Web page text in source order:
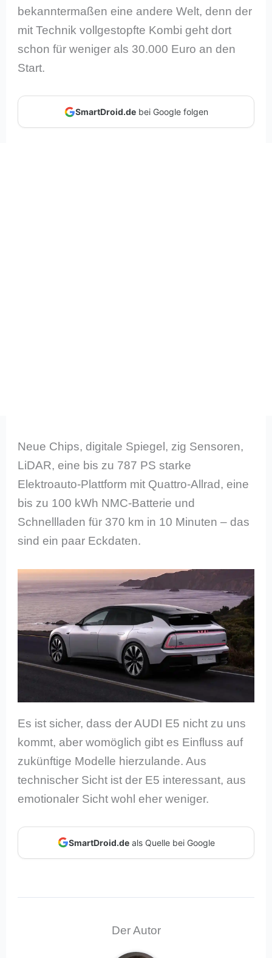
bekanntermaßen eine andere Welt, denn der
mit Technik vollgestopfte Kombi geht dort
schon für weniger als 30.000 Euro an den
Start.
SmartDroid.debei Google folgen
Neue Chips, digitale Spiegel, zig Sensoren,
LiDAR, eine bis zu 787 PS starke
Elektroauto-Plattform mit Quattro-Allrad, eine
bis zu 100 kWh NMC-Batterie und
Schnellladen für 370 km in 10 Minuten – das
sind ein paar Eckdaten.
Es ist sicher, dass der AUDI E5 nicht zu uns
kommt, aber womöglich gibt es Einfluss auf
zukünftige Modelle hierzulande. Aus
technischer Sicht ist der E5 interessant, aus
emotionaler Sicht wohl eher weniger.
SmartDroid.deals Quelle bei Google
Der Autor